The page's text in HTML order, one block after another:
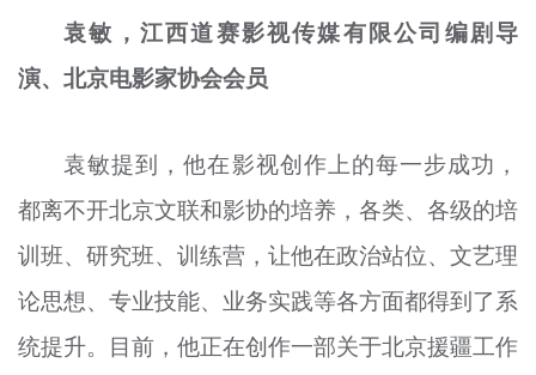
袁敏，江西道赛影视传媒有限公司编剧导
演、北京电影家协会会员
袁敏提到，他在影视创作上的每一步成功，
都离不开北京文联和影协的培养，各类、各级的培
训班、研究班、训练营，让他在政治站位、文艺理
论思想、专业技能、业务实践等各方面都得到了系
统提升。目前，他正在创作一部关于北京援疆工作